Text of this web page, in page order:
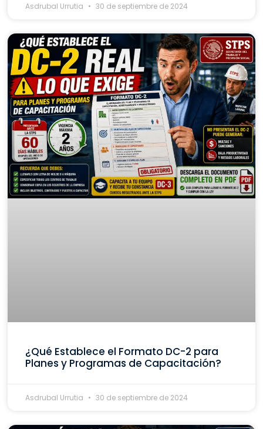
Asdrubal Urrutia 30 de septiembre de 2024
¿Qué Establece el Formato DC-2 para
Planes y Programas de Capacitación?
Asdrubal Urrutia 30 de septiembre de 2024